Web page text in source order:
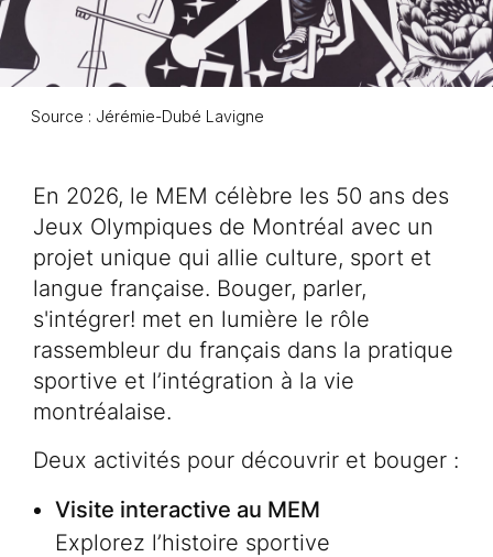
Source : Jérémie-Dubé Lavigne
Description de l'événement
En 2026, le MEM célèbre les 50 ans des
Jeux Olympiques de Montréal avec un
projet unique qui allie culture, sport et
langue française. Bouger, parler,
s'intégrer! met en lumière le rôle
rassembleur du français dans la pratique
sportive et l’intégration à la vie
montréalaise.
Deux activités pour découvrir et bouger :
Visite interactive au MEM
Explorez l’histoire sportive